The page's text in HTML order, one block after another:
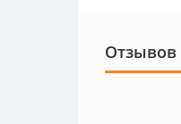
Отзывов